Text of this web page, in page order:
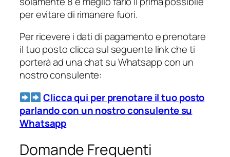
per evitare di rimanere fuori.
Per ricevere i dati di pagamento e prenotare
il tuo posto clicca sul seguente link che ti
porterà ad una chat su Whatsapp con un
nostro consulente:
Clicca qui per prenotare il tuo posto
parlando con un nostro consulente su
Whatsapp
Domande Frequenti